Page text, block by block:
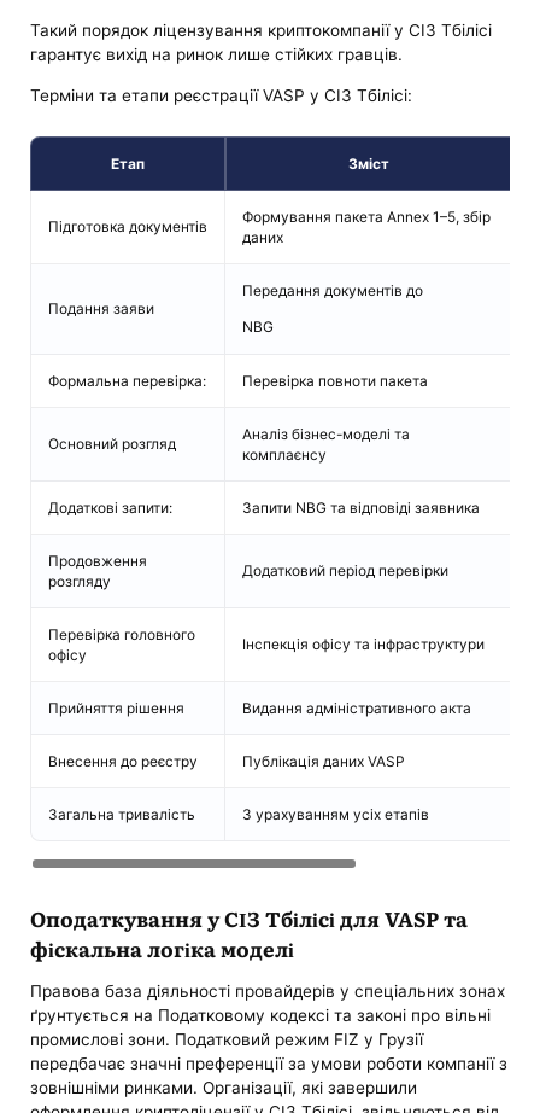
Такий порядок ліцензування криптокомпанії у СІЗ Тбілісі
гарантує вихід на ринок лише стійких гравців.
Терміни та етапи реєстрації VASP у СІЗ Тбілісі:
Етап Зміст
Підготовка документів
Формування пакета Annex 1–5, збір
даних
Подання заяви
Передання документів до
NBG
Формальна перевірка: Перевірка повноти пакета
Основний розгляд
Аналіз бізнес-моделі та
комплаєнсу
Додаткові запити: Запити NBG та відповіді заявника
Продовження
розгляду
Додатковий період перевірки
Перевірка головного
офісу
Інспекція офісу та інфраструктури
Прийняття рішення Видання адміністративного акта
Внесення до реєстру Публікація даних VASP
Загальна тривалість З урахуванням усіх етапів
Оподаткування у СІЗ Тбілісі для VASP та
фіскальна логіка моделі
Правова база діяльності провайдерів у спеціальних зонах
ґрунтується на Податковому кодексі та законі про вільні
промислові зони. Податковий режим FIZ у Грузії
передбачає значні преференції за умови роботи компанії з
зовнішніми ринками. Організації, які завершили